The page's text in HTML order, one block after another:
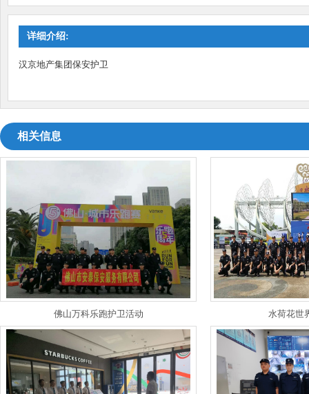
详细介绍:
汉京地产集团保安护卫
相关信息
佛山万科乐跑护卫活动 水荷花世